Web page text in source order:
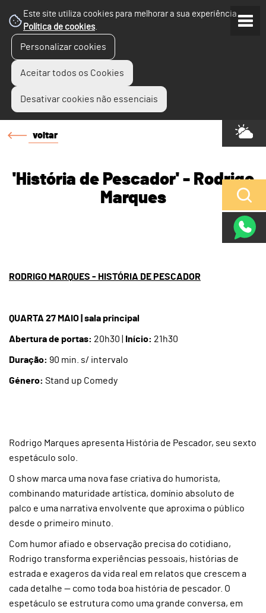
Este site utiliza cookies para melhorar a sua experiência.
Política de cookies.
Personalizar cookies
Aceitar todos os Cookies
Desativar cookies não essenciais
voltar
'História de Pescador' - Rodrigo
Marques
RODRIGO MARQUES - HISTÓRIA DE PESCADOR
QUARTA 27 MAIO | sala principal
Abertura de portas: 20h30 | Início: 21h30
Duração: 90 min. s/ intervalo
Género: Stand up Comedy
Rodrigo Marques apresenta História de Pescador, seu sexto
espetáculo solo.
O show marca uma nova fase criativa do humorista,
combinando maturidade artística, domínio absoluto de
palco e uma narrativa envolvente que aproxima o público
desde o primeiro minuto.
Com humor afiado e observação precisa do cotidiano,
Rodrigo transforma experiências pessoais, histórias de
estrada e exageros da vida real em relatos que crescem a
cada detalhe — como toda boa história de pescador. O
espetáculo se estrutura como uma grande conversa, em